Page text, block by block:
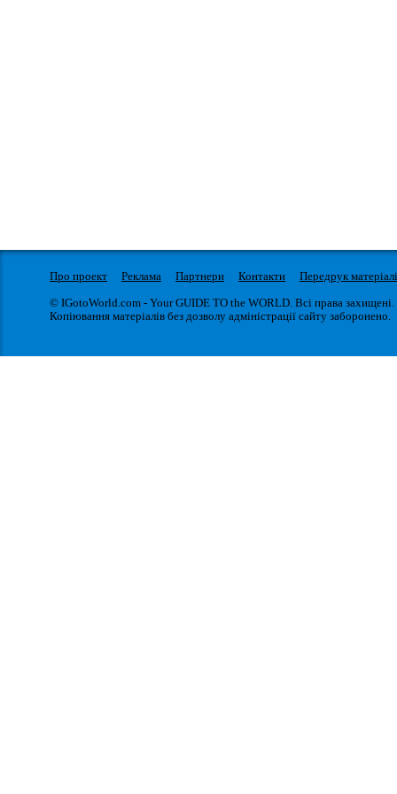
Про проект Реклама Партнери Контакти
Передрук
© IGotoWorld.com - Your GUIDE TO the WORLD. Всі права захищені.
Копіювання матеріалів без дозволу адміністрації сайту заборонено.